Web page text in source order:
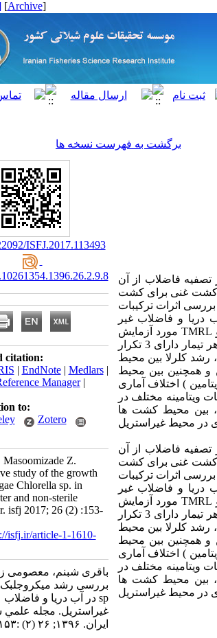
[
Archive
]
برگشت به فهرست نسخه ها
فاضلاب از آن
کشت غنی برای کشت
بررسی اثرات ترکیبات
و فاضلاب غیر
TMRL مورد آزمایش
کشت آب دریا (5 تیمار) و فاضلاب غیراستریل (6 تیمار) بودند که هر تیمار دارای 3 تکرار
کلرلا بین محیط
و همچنین بین محیط
)اختلاف آماری
ویتامینه مختلف در
بین محیط کشت ها
محیط غیراستریل
فاضلاب از آن
کشت غنی برای کشت
بررسی اثرات ترکیبات
و فاضلاب غیر
TMRL مورد آزمایش
کشت آب دریا (5 تیمار) و فاضلاب غیراستریل (6 تیمار) بودند که هر تیمار دارای 3 تکرار
کلرلا بین محیط
و همچنین بین محیط
)اختلاف آماری
ویتامینه مختلف در
بین محیط کشت ها
محیط غیراستریل
ISFJ.2017.113493
citation:
| EndNote| Medlars|
Manager|
to:
Zotero
Masoomizade Z.
study of the growth
Chlorella sp. in
and non-sterile
isfj 2017; 26 (2) :153-
isfj.ir/article-1-1610-
باقری شبنم، معصومی
sp در آب دریا و فاضلاب
غیراستریل. مجله علمي
ايران. ۱۳۹۶; ۲۶ (۲) :۱۵۳-۱۶۲